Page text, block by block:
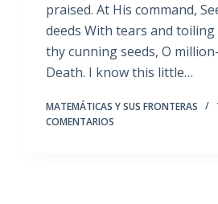
praised. At His command,
deeds With tears and
thy cunning seeds, O
Death. I know this little…
MATEMÁTICAS Y SUS FRONTERAS
COMENTARIOS